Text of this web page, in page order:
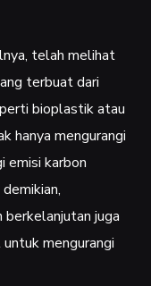
telah melihat
terbuat dari
bioplastik atau
hanya mengurangi
emisi karbon
berkelanjutan juga
mengurangi